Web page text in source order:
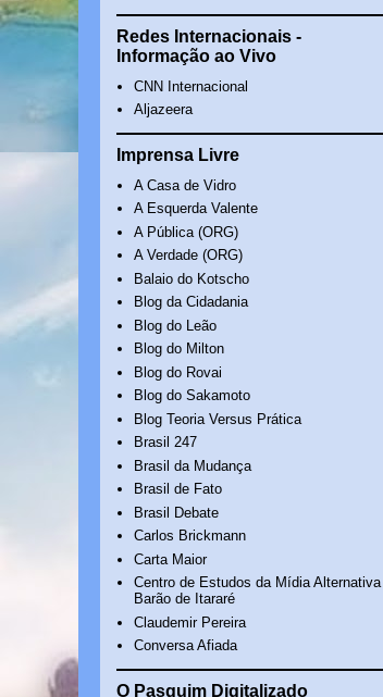
Redes Internacionais -
Informação ao Vivo
CNN Internacional
Aljazeera
Imprensa Livre
A Casa de Vidro
A Esquerda Valente
A Pública (ORG)
A Verdade (ORG)
Balaio do Kotscho
Blog da Cidadania
Blog do Leão
Blog do Milton
Blog do Rovai
Blog do Sakamoto
Blog Teoria Versus Prática
Brasil 247
Brasil da Mudança
Brasil de Fato
Brasil Debate
Carlos Brickmann
Carta Maior
Centro de Estudos da Mídia Alternativa
Barão de Itararé
Claudemir Pereira
Conversa Afiada
O Pasquim Digitalizado